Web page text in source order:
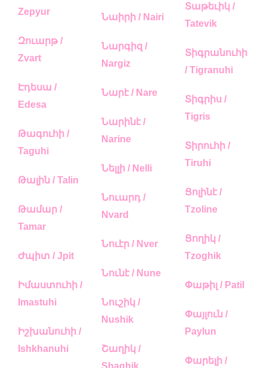
Zepyur
Զուարթ /
Zvart
Էդեսա /
Edesa
Թագուհի /
Taguhi
Թալին / Talin
Թամար /
Tamar
Ժպիտ / Jpit
Իմաստուհի /
Imastuhi
Իշխանուհի /
Ishkhanuhi
Նաիրի / Nairi
Նարգիզ /
Nargiz
Նարէ / Nare
Նարինէ /
Narine
Նելլի / Nelli
Նուարդ /
Nvard
Նուէր / Nver
Նունէ / Nune
Նուշիկ /
Nushik
Շաղիկ /
Shaghik
Տաթեւիկ /
Tatevik
Տիգրանուհի
/ Tigranuhi
Տիգրիս /
Tigris
Տիրուհի /
Tiruhi
Ցոլինէ /
Tzoline
Ցողիկ /
Tzoghik
Փաթիլ / Patil
Փայլուն /
Paylun
Փարելի /